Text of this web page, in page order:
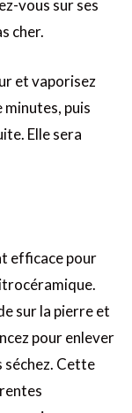
vous sur ses
cher.
et vaporisez
puis
Elle sera
efficace pour
sur la pierre et
pour enlever
séchez. Cette